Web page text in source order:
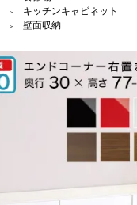
＞
キッチンキャビネット
＞ 壁面収納